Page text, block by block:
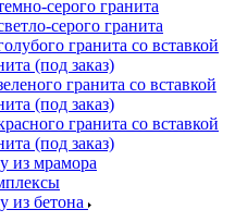
серого гранита
серого гранита
гранита со вставкой
(под заказ)
гранита со вставкой
(под заказ)
гранита со вставкой
(под заказ)
из мрамора
из бетона